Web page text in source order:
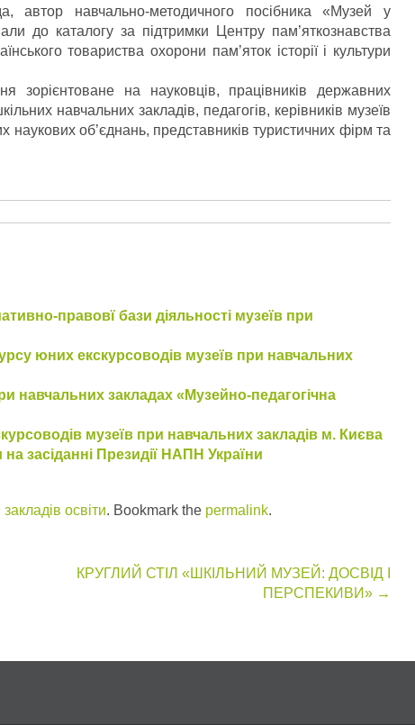
автор навчально-методичного посібника «Музей у
до каталогу за підтримки Центру пам’яткознавства
товариства охорони пам’яток історії і культури
зорієнтоване на науковців, працівників державних
навчальних закладів, педагогів, керівників музеїв
наукових об’єднань, представників туристичних фірм та
правовї бази діяльності музеїв при
юних екскурсоводів музеїв при навчальних
навчальних закладах «Музейно-педагогічна
музеїв при навчальних закладів м. Києва
засіданні Президії НАПН України
освіти. Bookmark the permalink.
КРУГЛИЙ СТІЛ «ШКІЛЬНИЙ МУЗЕЙ: ДОСВІД І
ПЕРСПЕКИВИ» →